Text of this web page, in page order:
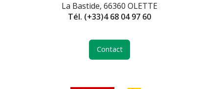
La Bastide, 66360 OLETTE
Tél. (+33)4 68 04 97 60
Contact